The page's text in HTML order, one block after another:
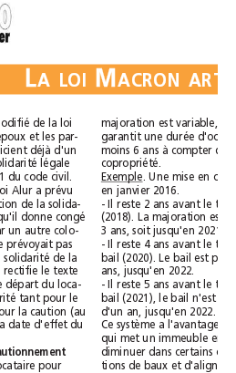
du contrat » (art. 8-1 modifié de la loi
de 1989). En effet, les époux et les par-
tenaires de PACS bénéficient déjà d'un
régime spécifique de solidarité légale
prévue par l'article 1751 du code civil.
: la loi Alur a prévu
un mécanisme d'extinction de la solida-
rité du colocataire lorsqu'il donne congé
et qu'il est remplacé par un autre colo-
cataire. Mais le texte ne prévoyait pas
pour autant la fin de la solidarité de la
caution. La loi nouvelle rectifie le texte
en prévoyant, en cas de départ du loca-
taire, la fin de la solidarité tant pour le
locataire sortant que pour la caution (au
plus tard 6 mois après la date d'effet du
cautionnement
doit mentionner le colocataire pour
copropriété.
Exemple
en janvier2016.
ans, jusqu'en 2022.
d'un an, jusqu'en 2022.
L M